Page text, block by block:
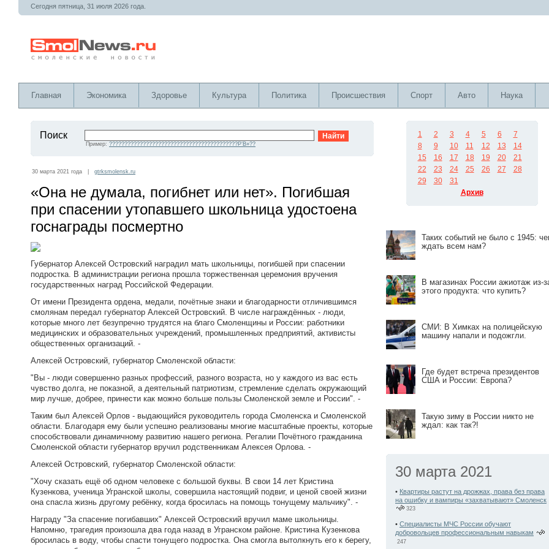
Сегодня пятница, 31 июля 2026 года.
Главная Экономика Здоровье Культура Политика Происшествия Спорт Авто Наука
Поиск
Пример: ??????????????????????????????????????????Р’В»??
30 марта 2021 года | gtrksmolensk.ru
«Она не думала, погибнет или нет». Погибшая
при спасении утопавшего школьница удостоена
госнаграды посмертно
Губернатор Алексей Островский наградил мать школьницы, погибшей при спасении
подростка. В администрации региона прошла торжественная церемония вручения
государственных наград Российской Федерации.
От имени Президента ордена, медали, почётные знаки и благодарности отличившимся
смолянам передал губернатор Алексей Островский. В числе награждённых - люди,
которые много лет безупречно трудятся на благо Смоленщины и России: работники
медицинских и образовательных учреждений, промышленных предприятий, активисты
общественных организаций. -
Алексей Островский, губернатор Смоленской области:
"Вы - люди совершенно разных профессий, разного возраста, но у каждого из вас есть
чувство долга, не показной, а деятельный патриотизм, стремление сделать окружающий
мир лучше, добрее, принести как можно больше пользы Смоленской земле и России". -
Таким был Алексей Орлов - выдающийся руководитель города Смоленска и Смоленской
области. Благодаря ему были успешно реализованы многие масштабные проекты, которые
способствовали динамичному развитию нашего региона. Регалии Почётного гражданина
Смоленской области губернатор вручил родственникам Алексея Орлова. -
Алексей Островский, губернатор Смоленской области:
"Хочу сказать ещё об одном человеке с большой буквы. В свои 14 лет Кристина
Кузенкова, ученица Угранской школы, совершила настоящий подвиг, и ценой своей жизни
она спасла жизнь другому ребёнку, когда бросилась на помощь тонущему мальчику". -
Награду "За спасение погибавших" Алексей Островский вручил маме школьницы.
Напомню, трагедия произошла два года назад в Угранском районе. Кристина Кузенкова
бросилась в воду, чтобы спасти тонущего подростка. Она смогла вытолкнуть его к берегу,
1 2 3 4 5 6
7
8
9 10 11 12 13
14
15
16 17 18 19 20
21
22
23 24 25 26 27
28
29
30
31
Архив
Таких событий не было с 1945:
ждать всем нам?
В магазинах России ажиотаж из-
этого продукта: что купить?
СМИ: В Химках на полицейскую
машину напали и подожгли.
Где будет встреча президентов
США и России: Европа?
Такую зиму в России никто не
ждал: как так?!
30 марта 2021
• Квартиры растут на дрожжах, права без права
на ошибку и вампиры «захватывают» Смоленск
323
• Специалисты МЧС России обучают
добровольцев профессиональным навыкам
247